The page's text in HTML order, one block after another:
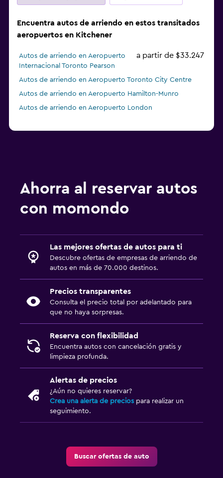
Encuentra autos de arriendo en estos transitados
aeropuertos en Kitchener
Autos de arriendo en Aeropuerto
Internacional Toronto Pearson
a partir de $33.247
Autos de arriendo en Aeropuerto Toronto City Centre
Autos de arriendo en Aeropuerto Hamilton-Munro
Autos de arriendo en Aeropuerto London
Ahorra al reservar autos
con momondo
Las mejores ofertas de autos para ti
Descubre ofertas de empresas de arriendo de
autos en más de 70.000 destinos.
Precios transparentes
Consulta el precio total por adelantado para
que no haya sorpresas.
Reserva con flexibilidad
Encuentra autos con cancelación gratis y
limpieza profunda.
Alertas de precios
¿Aún no quieres reservar?
Crea una alerta de precios para realizar un
seguimiento.
Buscar ofertas de auto